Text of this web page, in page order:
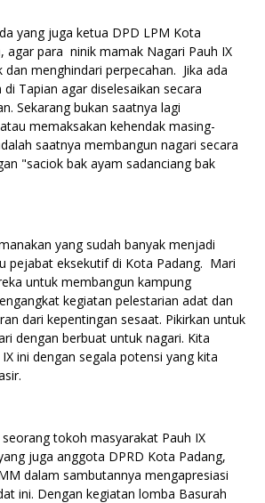
yang juga ketua DPD LPM Kota
agar para ninik mamak Nagari Pauh IX
menghindari perpecahan. Jika ada
Tapian agar diselesaikan secara
Sekarang bukan saatnya lagi
memaksakan kehendak masing-
saatnya membangun nagari secara
"saciok bak ayam sadanciang bak
yang sudah banyak menjadi
pejabat eksekutif di Kota Padang. Mari
untuk membangun kampung
kegiatan pelestarian adat dan
dari kepentingan sesaat. Pikirkan untuk
dengan berbuat untuk nagari. Kita
ini dengan segala potensi yang kita
tokoh masyarakat Pauh IX
juga anggota DPRD Kota Padang,
dalam sambutannya mengapresiasi
ini. Dengan kegiatan lomba Basurah